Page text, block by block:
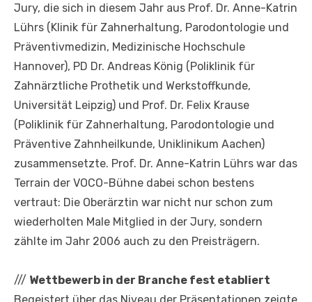
Jury, die sich in diesem Jahr aus Prof. Dr. Anne-Katrin
Lührs (Klinik für Zahnerhaltung, Parodontologie und
Präventivmedizin, Medizinische Hochschule
Hannover), PD Dr. Andreas König (Poliklinik für
Zahnärztliche Prothetik und Werkstoffkunde,
Universität Leipzig) und Prof. Dr. Felix Krause
(Poliklinik für Zahnerhaltung, Parodontologie und
Präventive Zahnheilkunde, Uniklinikum Aachen)
zusammensetzte. Prof. Dr. Anne-Katrin Lührs war das
Terrain der VOCO-Bühne dabei schon bestens
vertraut: Die Oberärztin war nicht nur schon zum
wiederholten Male Mitglied in der Jury, sondern
zählte im Jahr 2006 auch zu den Preisträgern.
/// Wettbewerb in der Branche fest etabliert